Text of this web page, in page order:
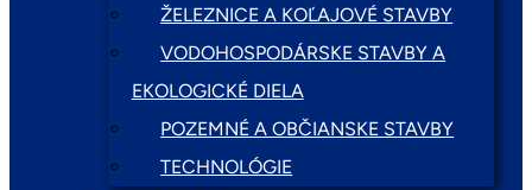
ŽELEZNICE A KOĽAJOVÉ STAVBY
VODOHOSPODÁRSKE STAVBY A
EKOLOGICKÉ DIELA
POZEMNÉ A OBČIANSKE STAVBY
TECHNOLÓGIE